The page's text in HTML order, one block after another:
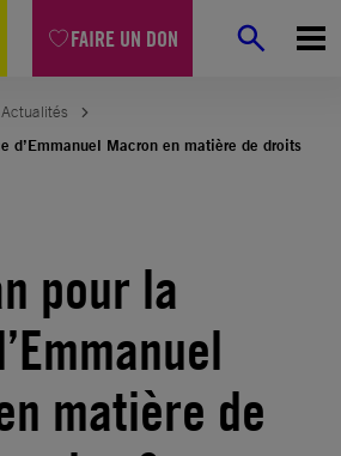
FAIRE UN DON
Actualités
d’Emmanuel Macron en matière de droits
pour la
matière de